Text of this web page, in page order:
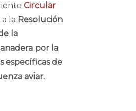
Circular
la Resolución
la
por la
específicas de
aviar.